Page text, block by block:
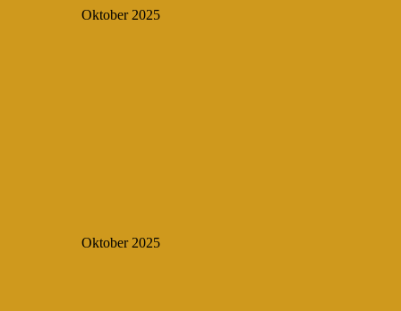
Oktober 2025
Oktober 2025